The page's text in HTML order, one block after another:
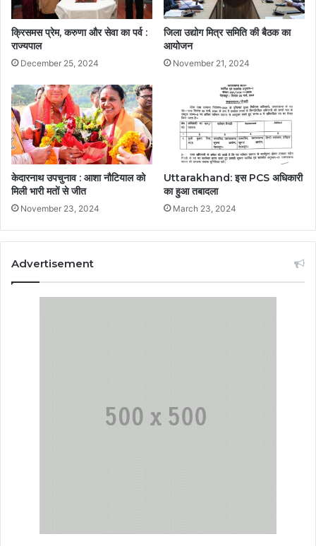
क्रिसमस प्रेम, करुणा और सेवा का पर्व :
राज्यपाल
December 25, 2024
जिला उद्योग मित्र समिति की बैठक का
आयोजन
November 21, 2024
केदारनाथ उपचुनाव : आशा नौटियाल को
मिली भारी मतों से जीत
November 23, 2024
Uttarakhand: इस PCS अधिकारी
का हुआ तबादला
March 23, 2024
Advertisement